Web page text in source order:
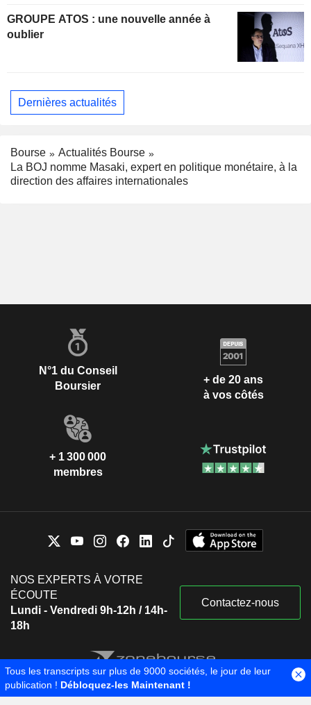
GROUPE ATOS : une nouvelle année à
oublier
Dernières actualités
Bourse
Actualités Bourse
La BOJ nomme Masaki, expert en politique monétaire, à la
direction des affaires internationales
N°1 du Conseil
Boursier
+ de 20 ans
à vos côtés
+ 1 300 000
membres
NOS EXPERTS À VOTRE
ÉCOUTE
Lundi - Vendredi 9h-12h / 14h-
18h
Contactez-nous
Tous les transcripts sur plus de 9000 sociétés, le jour de leur
publication ! Débloquez-les Maintenant !